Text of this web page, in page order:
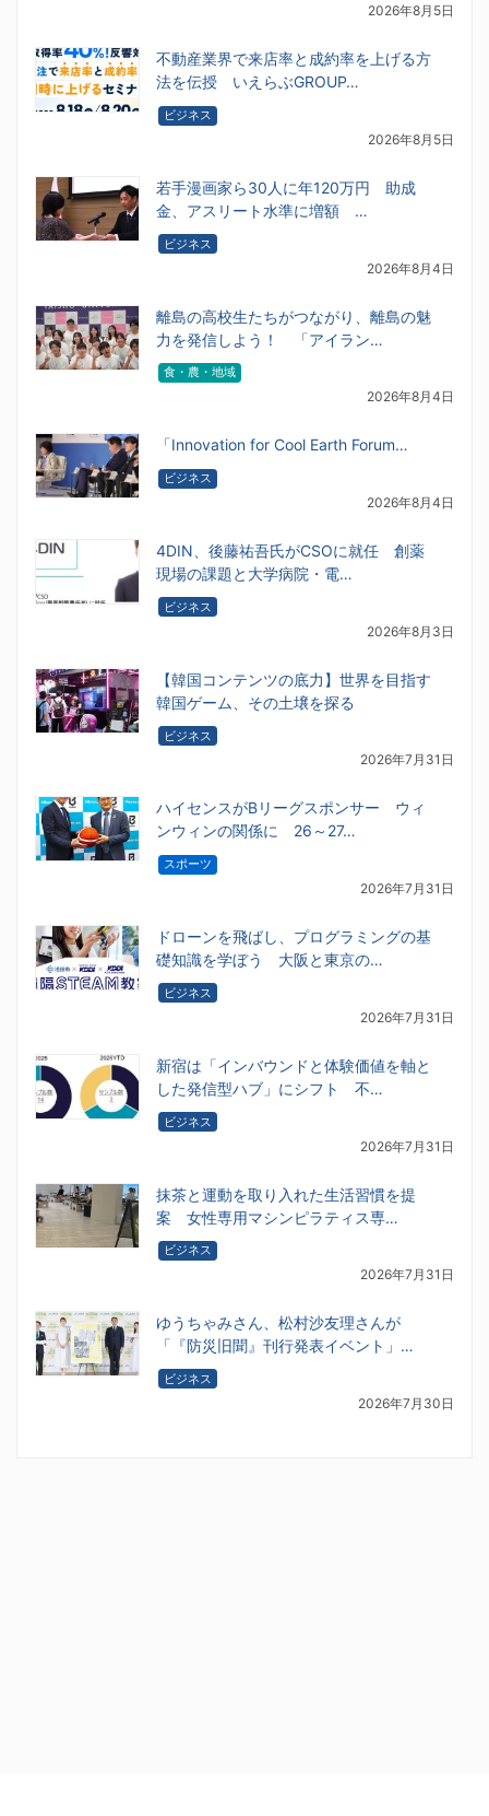
2026年8月5日
不動産業界で来店率と成約率を上げる方
法を伝授 いえらぶGROUP…
ビジネス
2026年8月5日
若手漫画家ら30人に年120万円 助成
金、アスリート水準に増額 …
ビジネス
2026年8月4日
離島の高校生たちがつながり、離島の魅
力を発信しよう！ 「アイラン…
食・農・地域
2026年8月4日
「Innovation for Cool Earth Forum…
ビジネス
2026年8月4日
4DIN、後藤祐吾氏がCSOに就任 創薬
現場の課題と大学病院・電…
ビジネス
2026年8月3日
【韓国コンテンツの底力】世界を目指す
韓国ゲーム、その土壌を探る
ビジネス
2026年7月31日
ハイセンスがBリーグスポンサー ウィ
ンウィンの関係に 26～27…
スポーツ
2026年7月31日
ドローンを飛ばし、プログラミングの基
礎知識を学ぼう 大阪と東京の…
ビジネス
2026年7月31日
新宿は「インバウンドと体験価値を軸と
した発信型ハブ」にシフト 不…
ビジネス
2026年7月31日
抹茶と運動を取り入れた生活習慣を提
案 女性専用マシンピラティス専…
ビジネス
2026年7月31日
ゆうちゃみさん、松村沙友理さんが
「『防災旧聞』刊行発表イベント」…
ビジネス
2026年7月30日